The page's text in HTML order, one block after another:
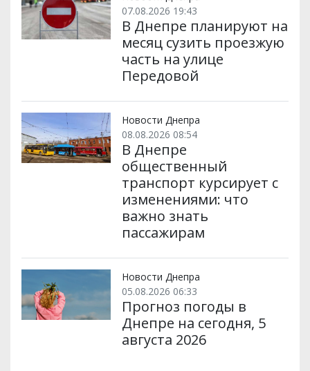
07.08.2026 19:43
В Днепре планируют на
месяц сузить проезжую
часть на улице
Передовой
Новости Днепра
08.08.2026 08:54
В Днепре
общественный
транспорт курсирует с
изменениями: что
важно знать
пассажирам
Новости Днепра
05.08.2026 06:33
Прогноз погоды в
Днепре на сегодня, 5
августа 2026